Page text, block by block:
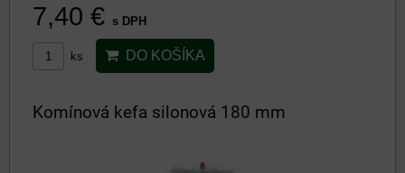
7,40 € s DPH
ks DO KOŠÍKA
Komínová kefa silonová 180 mm